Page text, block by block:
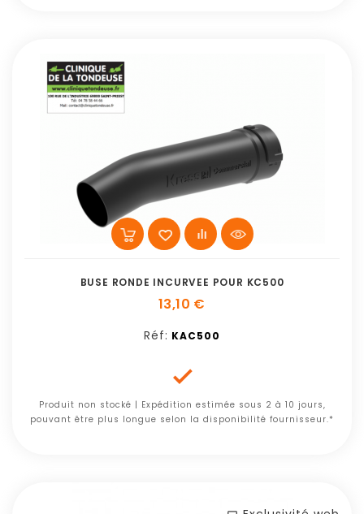
BUSE RONDE INCURVEE POUR KC500
13,10 €
Réf: KAC500

Produit non stocké | Expédition estimée sous 2 à 10 jours,
pouvant être plus longue selon la disponibilité fournisseur.*